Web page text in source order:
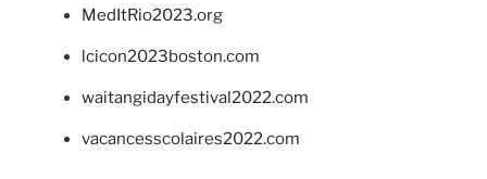
MedItRio2023.org
lcicon2023boston.com
waitangidayfestival2022.com
vacancesscolaires2022.com